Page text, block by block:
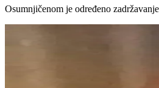
Osumnjičenom je određeno